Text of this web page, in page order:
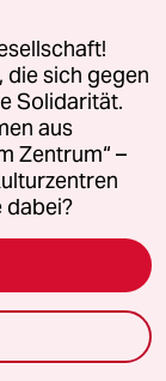
wünscht sich
oft bei im
)
wieder mehr
die sich gegen
Solidarität.
aus
Zentrum“ –
dabei?